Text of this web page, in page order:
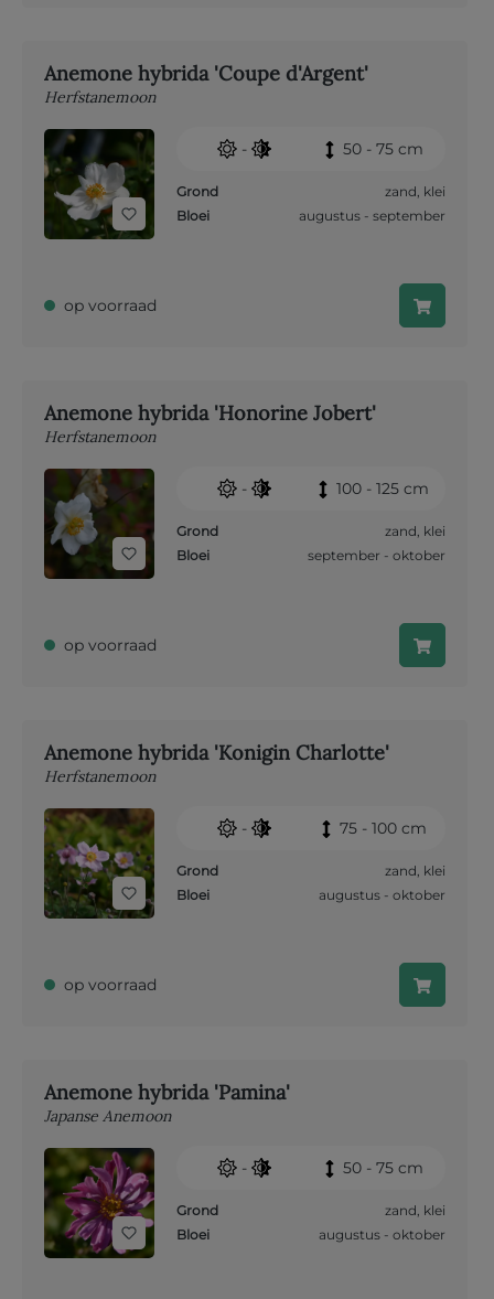
Anemone hybrida 'Coupe d'Argent'
Herfstanemoon
- 50 - 75 cm
Grond zand, klei
Bloei
augustus - september
op voorraad
Anemone hybrida 'Honorine Jobert'
Herfstanemoon
- 100 - 125 cm
Grond zand, klei
Bloei
september - oktober
op voorraad
Anemone hybrida 'Konigin Charlotte'
Herfstanemoon
- 75 - 100 cm
Grond zand, klei
Bloei
augustus - oktober
op voorraad
Anemone hybrida 'Pamina'
Japanse Anemoon
- 50 - 75 cm
Grond zand, klei
Bloei
augustus - oktober